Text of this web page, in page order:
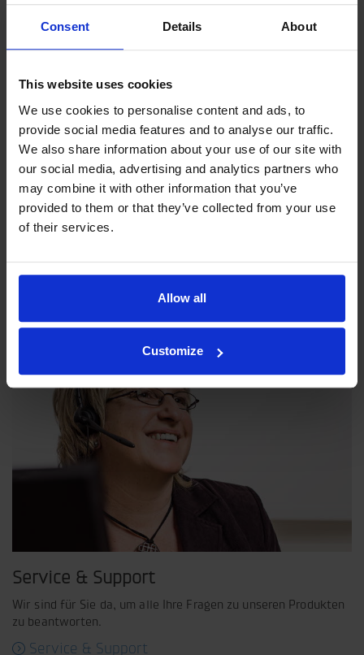
Consent Details About
This website uses cookies
We use cookies to personalise content and ads, to
provide social media features and to analyse our traffic.
We also share information about your use of our site with
our social media, advertising and analytics partners who
may combine it with other information that you’ve
provided to them or that they’ve collected from your use
of their services.
Allow all
Customize
Unsere Philosophie
Unternehmensphilosophie, die ein übergreifendes Bild darüber
Service & Support
Wir sind für Sie da, um alle Ihre Fragen zu unseren Produkten
zu beantworten.
Service & Support